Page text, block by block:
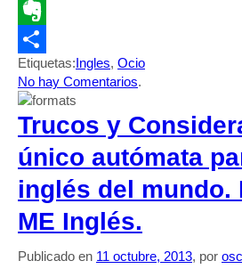
Telegram
Evernote
Compartir
Etiquetas:Ingles, Ocio
No hay Comentarios.
Trucos y
único autómata
inglés del mundo.
ME Inglés.
Publicado en 11 octubre, 2013, por